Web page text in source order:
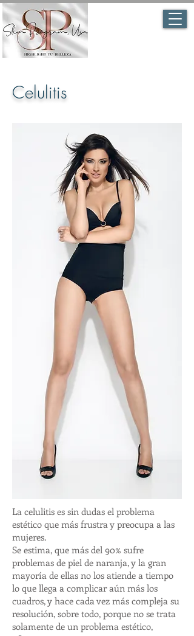
Celulitis
La celulitis es sin dudas el problema
estético que más frustra y preocupa a las
mujeres.
Se estima, que más del 90% sufre
problemas de piel de naranja, y la gran
mayoría de ellas no los atiende a tiempo
lo que llega a complicar aún más los
cuadros, y hace cada vez más compleja su
resolución, sobre todo, porque no se trata
solamente de un problema estético,